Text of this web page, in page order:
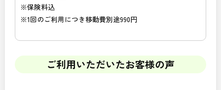
※保険料込
※1回のご利用につき移動費別途990円
ご利用いただいたお客様の声